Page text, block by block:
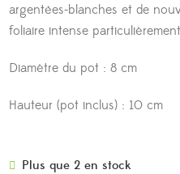
argentées-blanches et de
foliaire intense
Diamètre du pot : 8 cm
Hauteur (pot inclus) : 10 cm
Plus que 2 en stock